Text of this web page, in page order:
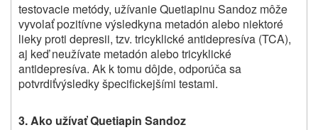
testovacie metódy, užívanieQuetiapinu Sandoz môže
vyvolať pozitívne výsledkyna metadón alebo niektoré
lieky proti depresii, tzv. tricyklické antidepresíva (TCA),
aj keď neužívate metadón alebo tricyklické
antidepresíva. Ak k tomu dôjde, odporúča sa
potvrdiťvýsledky špecifickejšími testami.
3. Ako užívaťQuetiapin Sandoz